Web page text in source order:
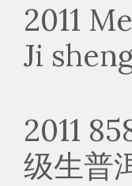
2011
Ji
2011
级生普